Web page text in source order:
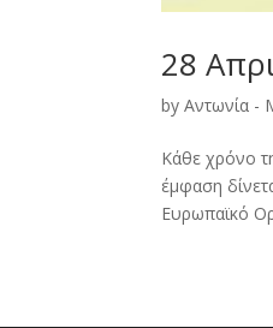
28
byΑντωνία -
Κάθε χρόνο
έμφαση
Ευρωπαϊκό